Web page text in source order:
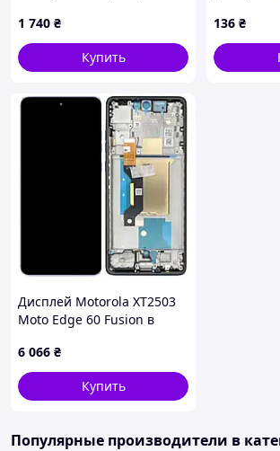
Black OLED
1 740 ₴
Купить
136 ₴
Дисплей Motorola XT2503
Moto Edge 60 Fusion в
(Slipstream) blue Original
PRC
6 066 ₴
Купить
Популярные производители в